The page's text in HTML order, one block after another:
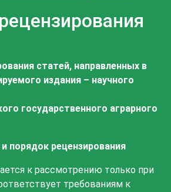
статей, направленных в
издания – научного
государственного аграрного
порядок рецензирования
к рассмотрению только при
требованиям к